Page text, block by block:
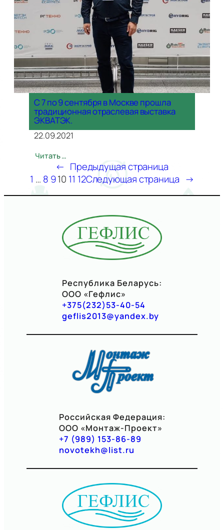
С 7 по 9 сентября в Москве прошла
традиционная отраслевая выставка
ЭКВАТЭК.
22.09.2021
Читать …
← Предыдущая страница
1 … 8 910 11 12Следующая страница →
Республика Беларусь:
ООО «Гефлис»
+375(232)53-40-54
geflis2013@yandex.by
Российская Федерация:
ООО «Монтаж-Проект»
+7 (989) 153-86-89
novotekh@list.ru